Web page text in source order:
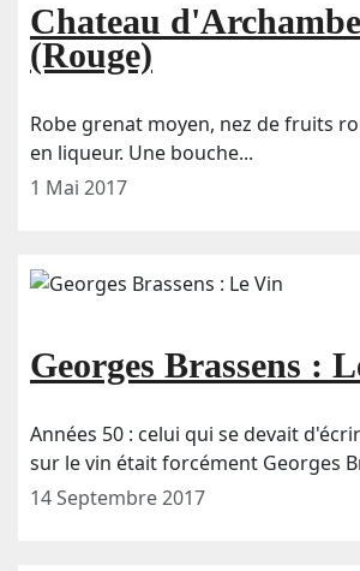
Chateau
(Rouge)
Robe grenat moyen, nez de fruits
en liqueur. Une bouche...
1 Mai 2017
Georges Brassens :
Années 50 : celui qui se devait
sur le vin était forcément Georges
14 Septembre 2017